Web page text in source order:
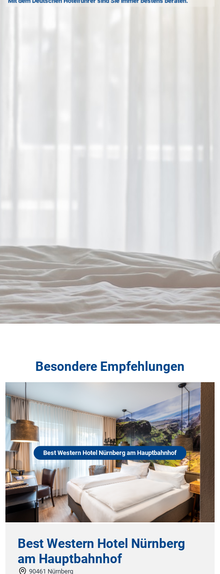
Besondere Empfehlungen
Best Western Hotel Nürnberg am Hauptbahnhof
Best Western Hotel Nürnberg
am Hauptbahnhof
90461 Nürnberg